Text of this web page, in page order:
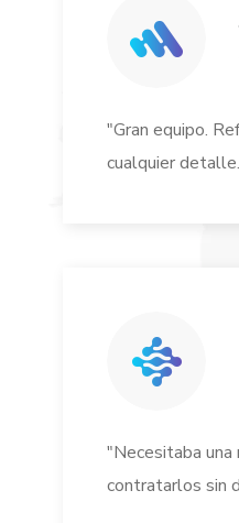
"Gran equipo.
cualquier
"Necesitaba una
contratarlos sin